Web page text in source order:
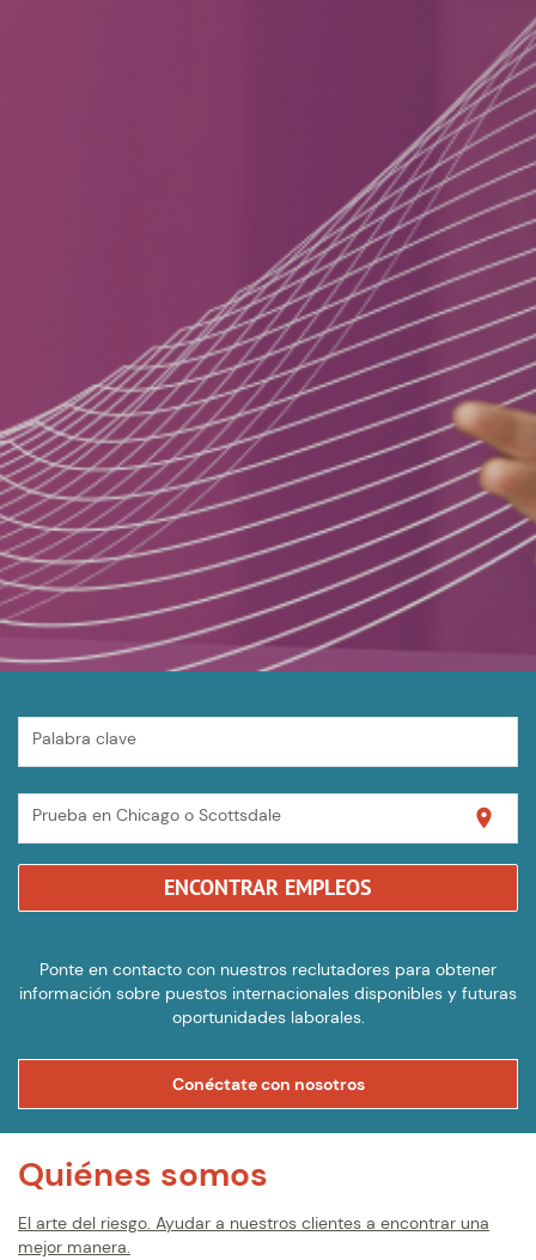
Palabra clave
Prueba en Chicago o Scottsdale location_on
ENCONTRAR EMPLEOS
Ponte en contacto con nuestros reclutadores para obtener
información sobre puestos internacionales disponibles y futuras
oportunidades laborales.
Conéctate con nosotros
Quiénes somos
El arte del riesgo. Ayudar a nuestros clientes a encontrar una
mejor manera.